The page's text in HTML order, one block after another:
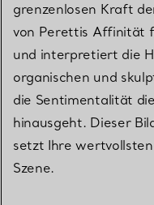
grenzenlosen Kraft
von Perettis Affinität
und interpretiert die
organischen und
die Sentimentalität
hinausgeht. Dieser
setzt Ihre
Szene.